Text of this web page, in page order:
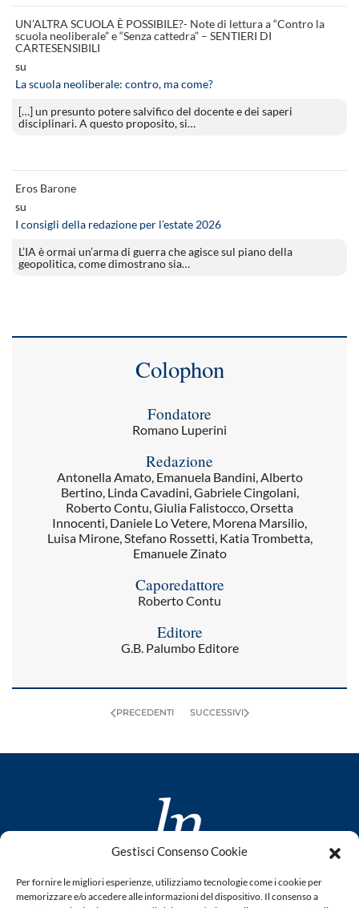
Gestisci Consenso Cookie
Per fornire le migliori esperienze, utilizziamo tecnologie come i cookie per
memorizzare e/o accedere alle informazioni del dispositivo. Il consenso a
UN’ALTRA SCUOLA È POSSIBILE?- Note di lettura a “Contro la
scuola neoliberale” e “Senza cattedra” – SENTIERI DI
CARTESENSIBILI
su
La scuola neoliberale: contro, ma come?
[…] un presunto potere salvifico del docente e dei saperi
disciplinari. A questo proposito, si…
Eros Barone
su
I consigli della redazione per l’estate 2026
L’IA è ormai un’arma di guerra che agisce sul piano della
geopolitica, come dimostrano sia…
Colophon
Fondatore
Romano Luperini
Redazione
Antonella Amato, Emanuela Bandini, Alberto
Bertino, Linda Cavadini, Gabriele Cingolani,
Roberto Contu, Giulia Falistocco, Orsetta
Innocenti, Daniele Lo Vetere, Morena Marsilio,
Luisa Mirone, Stefano Rossetti, Katia Trombetta,
Emanuele Zinato
Caporedattore
Roberto Contu
Editore
G.B. Palumbo Editore
PRECEDENTI SUCCESSIVI
www.laletteraturaenoi.it
fondato da Romano Luperini